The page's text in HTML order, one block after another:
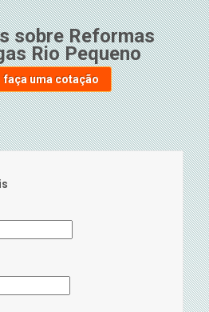
sobre Reformas
Rio Pequeno
faça uma cotação